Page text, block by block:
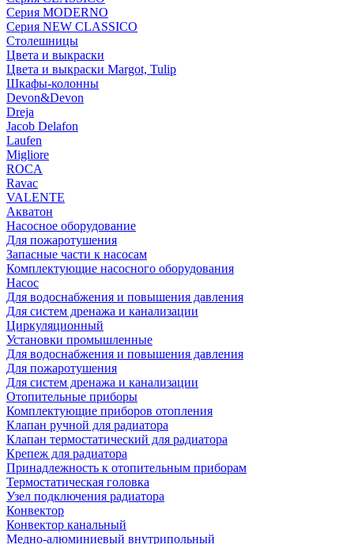
Серия MODERNO
Серия NEW CLASSICO
Столешницы
Цвета и выкраски
Цвета и выкраски Margot, Tulip
Шкафы-колонны
Devon&Devon
Dreja
Jacob Delafon
Laufen
Migliore
ROCA
Rаvac
VALENTE
Акватон
Насосное оборудование
Для пожаротушения
Запасные части к насосам
Комплектующие насосного оборудования
Насос
Для водоснабжения и повышения давления
Для систем дренажа и канализации
Циркуляционный
Установки промышленные
Для водоснабжения и повышения давления
Для пожаротушения
Для систем дренажа и канализации
Отопительные приборы
Комплектующие приборов отопления
Клапан ручной для радиатора
Клапан термостатический для радиатора
Крепеж для радиатора
Принадлежность к отопительным приборам
Термостатическая головка
Узел подключения радиатора
Конвектор
Конвектор канальный
Медно-алюминиевый внутрипольный